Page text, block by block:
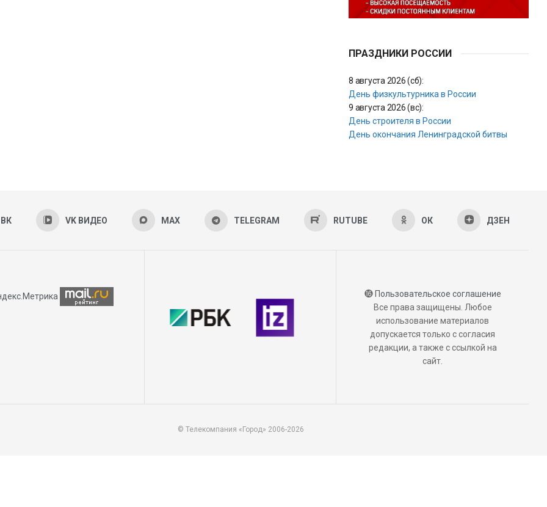
ПРАЗДНИКИ РОССИИ
8 августа 2026 (сб):
День физкультурника в России
9 августа 2026 (вс):
День строителя в России
День окончания Ленинградской битвы
ВК VK ВИДЕО MAX TELEGRAM RUTUBE ОК ДЗЕН
⓰Пользовательское соглашение
Все права защищены. Любое
использование материалов
допускается только с согласия
редакции, а также с ссылкой на
сайт.
© Телекомпания «Город» 2006-2026